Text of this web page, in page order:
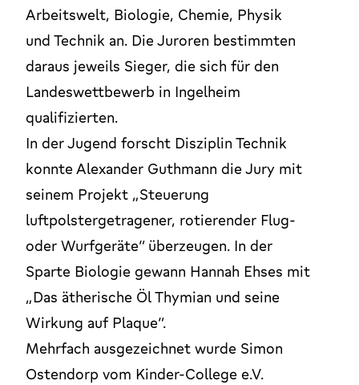
Arbeitswelt, Biologie, Chemie, Physik
und Technik an. Die Juroren bestimmten
daraus jeweils Sieger, die sich für den
Landeswettbewerb in Ingelheim
qualifizierten.
In der Jugend forscht Disziplin Technik
konnte Alexander Guthmann die Jury mit
seinem Projekt „Steuerung
luftpolstergetragener, rotierender Flug-
oder Wurfgeräte“ überzeugen. In der
Sparte Biologie gewann Hannah Ehses mit
„Das ätherische Öl Thymian und seine
Wirkung auf Plaque“.
Mehrfach ausgezeichnet wurde Simon
Ostendorp vom Kinder-College e.V.